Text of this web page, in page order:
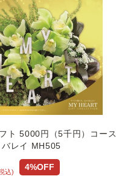
ト 5000円（5千円）コース
バレイ MH505
込) 4%OFF